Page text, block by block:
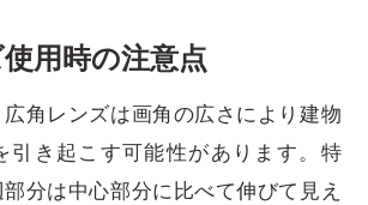
用時の注意点
角レンズは画角の広さにより建物
引き起こす可能性があります。特
分は中心部分に比べて伸びて見え